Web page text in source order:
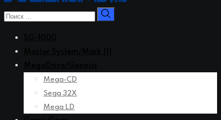
Mega-CD
Sega 32X
Mega LD